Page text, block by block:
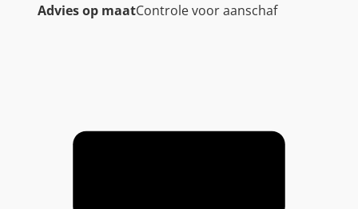
Advies op maatControle voor aanschaf